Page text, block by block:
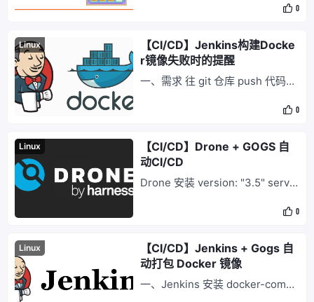
情空，会多出很多无用的文件 比
$(date).txt，几次执行后会多出来
很多之前创建的文件 需要在「构
配置 三. 生成构建成品
0
Linux
【CI/CD】Jenkins构建Docke
r镜像失败时的提醒
一、需求 往 git 仓库 push 代码的
器，并通过 Dockerfile 进行镜像
ose 进行容器的编排，根据最终的
容器运行结果，推送构建结果。
cker-compose.yaml ├─
0
Linux
【CI/CD】Drone + GOGS 自
动CI/CD
Drone 安装 version: "3.5" servic
0
Linux
【CI/CD】Jenkins + Gogs 自
动打包 Docker 镜像
一、Jenkins 安装 docker-compo